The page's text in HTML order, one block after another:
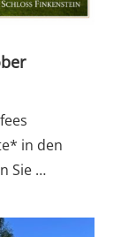
in den
Sie …